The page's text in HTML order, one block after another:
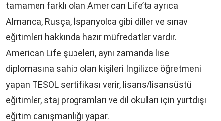
tamamen farklı olan American Life’ta ayrıca
Almanca, Rusça, İspanyolca gibi diller ve sınav
eğitimleri hakkında hazır müfredatlar vardır.
American Life şubeleri, aynı zamanda lise
diplomasına sahip olan kişileri İngilizce öğretmeni
yapan TESOL sertifikası verir, lisans/lisansüstü
eğitimler, staj programları ve dil okulları için yurtdışı
eğitim danışmanlığı yapar.